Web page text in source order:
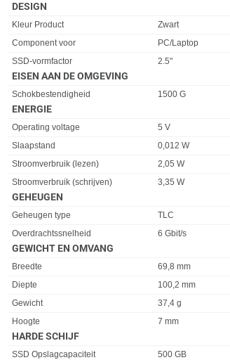
DESIGN
Eigenschap Waarde
Kleur Product
Zwart
Component voor
PC/Laptop
SSD-vormfactor
2.5"
EISEN AAN DE OMGEVING
Eigenschap Waarde
Schokbestendigheid 1500 G
ENERGIE
Eigenschap Waarde
Operating voltage
5 V
Slaapstand
0,012 W
Stroomverbruik (lezen)
2,05 W
Stroomverbruik (schrijven)
3,35 W
GEHEUGEN
Eigenschap Waarde
Geheugen type
TLC
Overdrachtssnelheid
6 Gbit/s
GEWICHT EN OMVANG
Eigenschap
Breedte
69,8 mm
Diepte
100,2 mm
Gewicht
37,4 g
Hoogte
7 mm
HARDE SCHIJF
Eigenschap Waarde
SSD Opslagcapaciteit 500 GB